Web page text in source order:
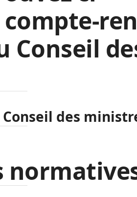
compte-
Conseil
des